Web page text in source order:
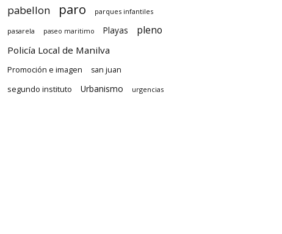
pabellon paro parques infantiles
pasarela paseo maritimo Playas pleno
Policía Local de Manilva
Promoción e imagen san juan
segundo instituto Urbanismo urgencias